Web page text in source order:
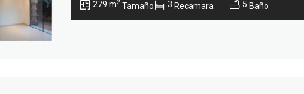
Rica.▪︎ AMBIENTES:→ Planta Baja:√ Hall de acceso√
279 m2 Tamaño 3 Recamara 5 Baño